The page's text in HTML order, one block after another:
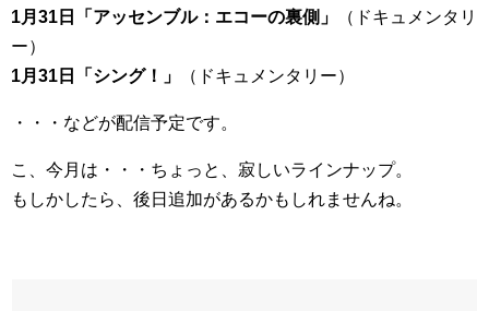
1月31日「アッセンブル：エコーの裏側」
（ドキュメンタリ
ー）
1月31日「シング！」
（ドキュメンタリー）
・・・などが配信予定です。
こ、今月は・・・ちょっと、寂しいラインナップ。
もしかしたら、後日追加があるかもしれませんね。